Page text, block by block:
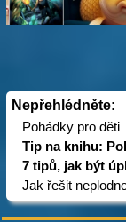
Nepřehlédněte:
Pohádky pro děti
Tip na knihu:
7 tipů, jak být
Jak řešit